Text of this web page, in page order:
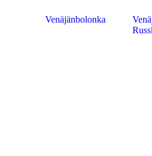
Venäjänbolonka